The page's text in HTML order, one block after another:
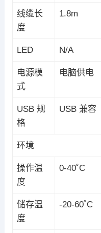
线缆长
度
1.8m
LED N/A
电源模
式
电脑供电
USB 规
格
USB 兼容
环境
操作温
度
0-40˚C
储存温
度
-20-60˚C